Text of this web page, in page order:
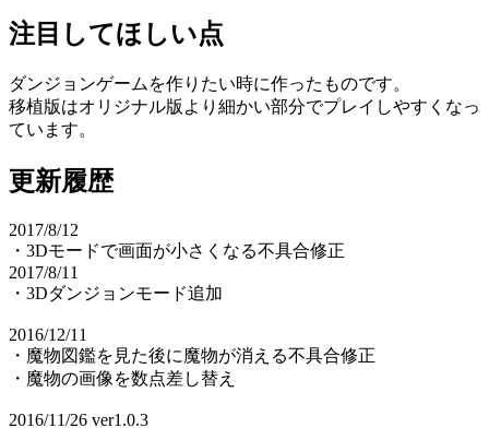
注目してほしい点
ダンジョンゲームを作りたい時に作ったものです。
移植版はオリジナル版より細かい部分でプレイしやすくなっ
ています。
更新履歴
2017/8/12
・3Dモードで画面が小さくなる不具合修正
2017/8/11
・3Dダンジョンモード追加
2016/12/11
・魔物図鑑を見た後に魔物が消える不具合修正
・魔物の画像を数点差し替え
2016/11/26 ver1.0.3